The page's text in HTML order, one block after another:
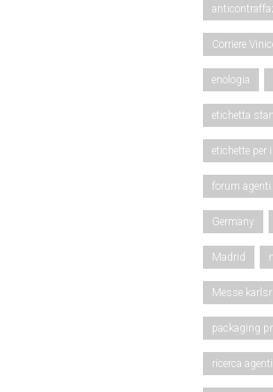
Corriere
enologia
etichetta
etichette per
forum agenti
Germany
Madrid
Messe
packaging
ricerca agenti